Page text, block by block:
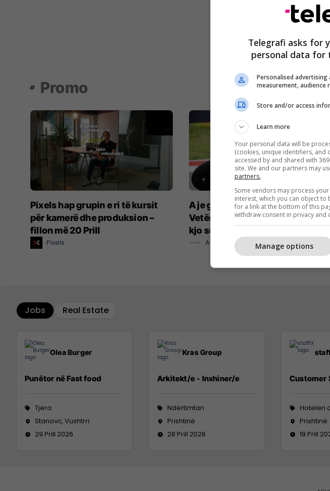
Promo
Pixels hap grupin e ri të kursit
për kamerë dhe produksion –
fillon më 20 Prill
Pixels
A je gati me u ni si kampion?
Vetëm 5 persona përfitojnë nga
kjo super ofertë
Auto Mita
Jobs Real Estate
Olea Burger
Punëtor në Fast food
Tjera
Stanovc, Vushtrri
29 Prill 2026
Kras Group
Arkitekt/e - Inxhiner/e
Ndërtimtari
Prishtinë
28 Prill 2026
Customer
Hoteleri
Prishtinë
19 Prill
Telegrafi asks for
personal data for
Personalised
measurement, audience
Store and/or access
Learn more
Your personal data will be
(cookies, unique identifiers, and
accessed by and shared with
site. We and our partners may
partners.
Some vendors may process
interest, which you can object
for a link at the bottom of this
withdraw consent in privacy and
Manage options